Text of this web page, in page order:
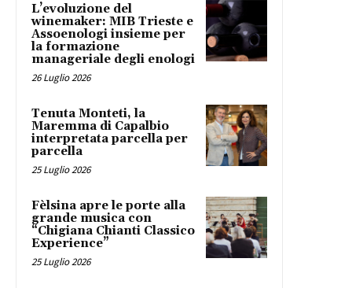
L’evoluzione del
winemaker: MIB Trieste e
Assoenologi insieme per
la formazione
manageriale degli enologi
26 Luglio 2026
Tenuta Monteti, la
Maremma di Capalbio
interpretata parcella per
parcella
25 Luglio 2026
Fèlsina apre le porte alla
grande musica con
“Chigiana Chianti Classico
Experience”
25 Luglio 2026